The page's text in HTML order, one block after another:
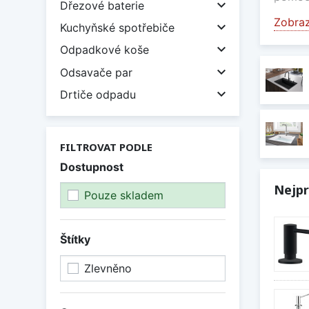
Dřezové baterie 
Kuchyňské spotřebiče 
Odpadkové koše 
Odsavače par 
Drtiče odpadu 
FILTROVAT PODLE
Dostupnost
Pouze skladem
Štítky
Zlevněno
U nás
V naší
v
Staly
a